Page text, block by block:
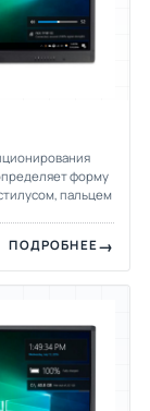
форму
пальцем
ПОДРОБНЕЕ